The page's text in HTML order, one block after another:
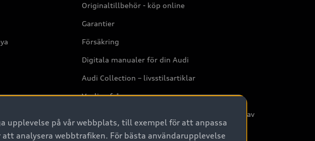
Originaltillbehör - köp online
Garantier
Försäkring
Digitala manualer för din Audi
Audi Collection – livsstilsartiklar
Vanliga frågor
2G/3G nätet stängs ned - Hur påverkas min bil av
detta?
upplevelse på vår webbplats, till exempel för att anpassa
analysera webbtrafiken. För bästa användarupplevelse